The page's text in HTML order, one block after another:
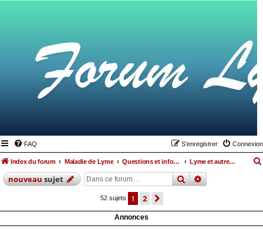
FAQ Connexion
S’enregistrer
Index du forum Maladie de Lyme Questions et informations médicales relatives à la maladie de Lyme et les maladies vectorielles à tiques Lyme et autres maladies
nouveausujet rechercher
recherche
52 sujets 1 2
Annonces